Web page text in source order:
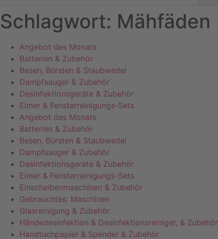
Schlagwort: Mähfäden
Angebot des Monats
Batterien & Zubehör
Besen, Bürsten & Staubwedel
Dampfsauger & Zubehör
Desinfektionsgeräte & Zubehör
Eimer & Fensterreinigungs-Sets
Angebot des Monats
Batterien & Zubehör
Besen, Bürsten & Staubwedel
Dampfsauger & Zubehör
Desinfektionsgeräte & Zubehör
Eimer & Fensterreinigungs-Sets
Einscheibenmaschinen & Zubehör
Gebrauchtes: Maschinen
Glasreinigung & Zubehör
Händedesinfektion & Desinfektionsreiniger, & Zubehör
Handtuchpapier & Spender & Zubehör